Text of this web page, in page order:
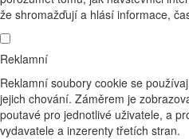
že shromažďují a hlásí informace,
Reklamní
Reklamní soubory cookie se
jejich chování. Záměrem je
poutavé pro jednotlivé uživatele, a
vydavatele a inzerenty třetích stran.